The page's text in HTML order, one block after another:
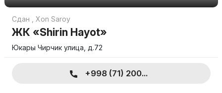
Сдан Xon Saroy
ЖК «Shirin Hayot»
Юкары Чирчик улица, д.72
+998 (71) 200...